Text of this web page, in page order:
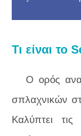
Τι είναι το
Ο ορός
σπλαχνικών
Καλύπτει